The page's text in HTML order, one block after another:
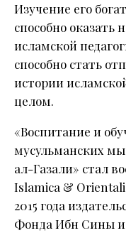
Изучение его
способно
исламской
способно стать
истории
целом.
«Воспитание и
мусульманских
ал-Газали» стал
Islamica &
2015 года
Фонда Ибн Сины и